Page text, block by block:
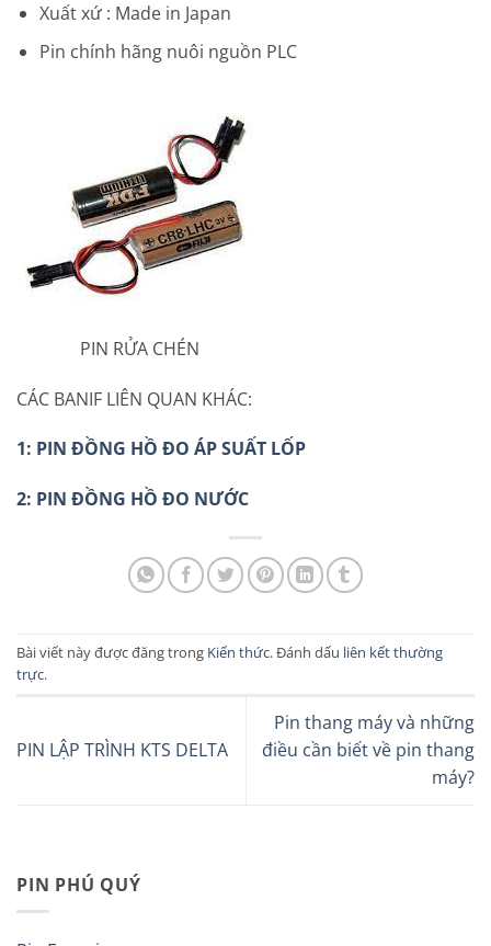
PIN PHÚ QUÝ
Xuất xứ : Made in Japan
Pin chính hãng nuôi nguồn PLC
PIN RỬA CHÉN
CÁC BANIF LIÊN QUAN KHÁC:
1: PIN ĐỒNG HỒ ĐO ÁP SUẤT LỐP
2: PIN ĐỒNG HỒ ĐO NƯỚC
Bài viết này được đăng trong Kiến thức. Đánh dấu liên kết thường
trực.
PIN LẬP TRÌNH KTS DELTA
Pin thang máy và những
điều cần biết về pin thang
máy?